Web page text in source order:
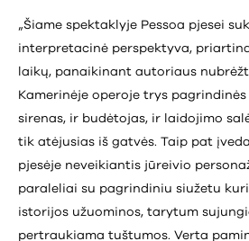
„Šiame spektaklyje Pessoa pjesei
interpretacinė perspektyva,
laikų, panaikinant autoriaus
Kamerinėje operoje trys
sirenas, ir budėtojas, ir laidojimo
tik atėjusias iš gatvės. Taip pat
pjesėje neveikiantis jūreivio
paraleliai su pagrindiniu siužetu
istorijos užuominos, tarytum
pertraukiama tuštumos. Verta